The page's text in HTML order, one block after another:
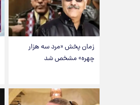
زمان پخش «مرد سه هزار
چهره» مشخص شد